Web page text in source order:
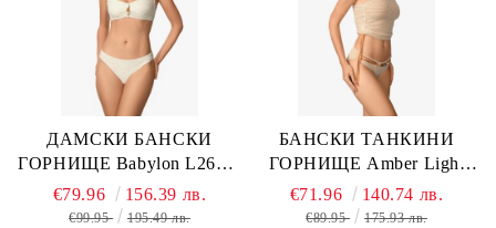
ДАМСКИ БАНСКИ
ГОРНИЩЕ Babylon L2613-
YP-682 MARC & ANDRE
€79.96 156.39 лв.
€99.95 195.49 лв.
БАНСКИ ТАНКИНИ
ГОРНИЩЕ Amber Light
L2605-Y-803 MARC &
ANDRE
€71.96 140.74 лв.
€89.95 175.93 лв.